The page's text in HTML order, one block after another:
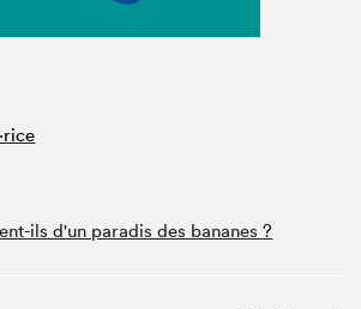
ils d'un paradis des bananes ?